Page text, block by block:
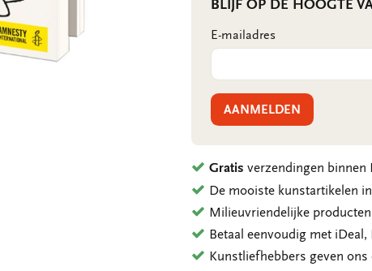
BLIJF OP DE HOOGTE
E-mailadres
AANMELDEN
Gratis verzendingen binnen
De mooiste kunstartikelen
Milieuvriendelijke producten
Betaal eenvoudig met
Kunstliefhebbers geven